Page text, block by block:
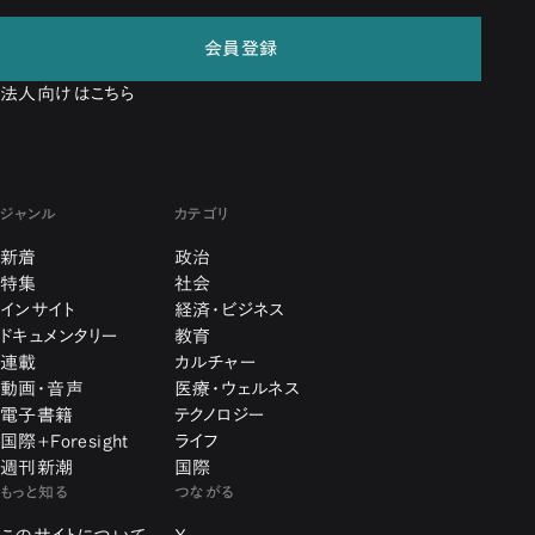
会員登録
法人向けはこちら
ジャンル
新着
特集
インサイト
ドキュメンタリー
連載
動画・音声
電子書籍
国際+Foresight
週刊新潮
カテゴリ
政治
社会
経済・ビジネス
教育
カルチャー
医療・ウェルネス
テクノロジー
ライフ
国際
もっと知る つながる